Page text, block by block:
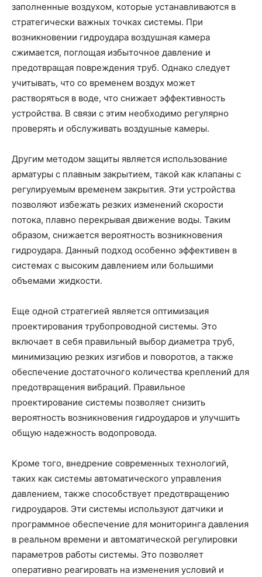
заполненные воздухом, которые устанавливаются в
стратегически важных точках системы. При
возникновении гидроудара воздушная камера
сжимается, поглощая избыточное давление и
предотвращая повреждения труб. Однако следует
учитывать, что со временем воздух может
растворяться в воде, что снижает эффективность
устройства. В связи с этим необходимо регулярно
проверять и обслуживать воздушные камеры.
Другим методом защиты является использование
арматуры с плавным закрытием, такой как клапаны с
регулируемым временем закрытия. Эти устройства
позволяют избежать резких изменений скорости
потока, плавно перекрывая движение воды. Таким
образом, снижается вероятность возникновения
гидроудара. Данный подход особенно эффективен в
системах с высоким давлением или большими
объемами жидкости.
Еще одной стратегией является оптимизация
проектирования трубопроводной системы. Это
включает в себя правильный выбор диаметра труб,
минимизацию резких изгибов и поворотов, а также
обеспечение достаточного количества креплений для
предотвращения вибраций. Правильное
проектирование системы позволяет снизить
вероятность возникновения гидроударов и улучшить
общую надежность водопровода.
Кроме того, внедрение современных технологий,
таких как системы автоматического управления
давлением, также способствует предотвращению
гидроударов. Эти системы используют датчики и
программное обеспечение для мониторинга давления
в реальном времени и автоматической регулировки
параметров работы системы. Это позволяет
оперативно реагировать на изменения условий и